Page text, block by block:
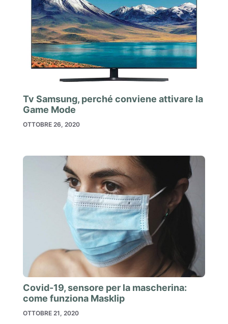
Tv Samsung, perché conviene attivare la
Game Mode
OTTOBRE 26, 2020
Covid-19, sensore per la mascherina:
come funziona Masklip
OTTOBRE 21, 2020